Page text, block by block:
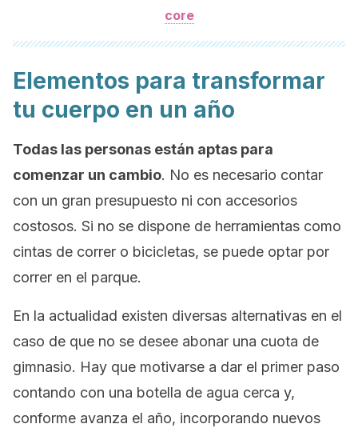
core
Elementos para transformar
tu cuerpo en un año
Todas las personas están aptas para
comenzar un cambio. No es necesario contar
con un gran presupuesto ni con accesorios
costosos. Si no se dispone de herramientas como
cintas de correr o bicicletas, se puede optar por
correr en el parque.
En la actualidad existen diversas alternativas en el
caso de que no se desee abonar una cuota de
gimnasio. Hay que motivarse a dar el primer paso
contando con una botella de agua cerca y,
conforme avanza el año, incorporando nuevos